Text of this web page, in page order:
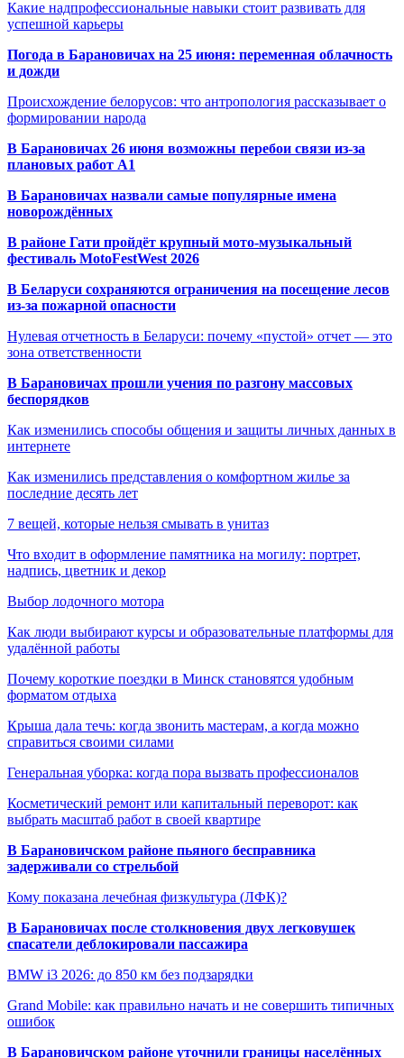
Какие надпрофессиональные навыки стоит развивать для
успешной карьеры
Погода в Барановичах на 25 июня: переменная облачность
и дожди
Происхождение белорусов: что антропология рассказывает о
формировании народа
В Барановичах 26 июня возможны перебои связи из-за
плановых работ A1
В Барановичах назвали самые популярные имена
новорождённых
В районе Гати пройдёт крупный мото-музыкальный
фестиваль MotoFestWest 2026
В Беларуси сохраняются ограничения на посещение лесов
из-за пожарной опасности
Нулевая отчетность в Беларуси: почему «пустой» отчет — это
зона ответственности
В Барановичах прошли учения по разгону массовых
беспорядков
Как изменились способы общения и защиты личных данных в
интернете
Как изменились представления о комфортном жилье за
последние десять лет
7 вещей, которые нельзя смывать в унитаз
Что входит в оформление памятника на могилу: портрет,
надпись, цветник и декор
Выбор лодочного мотора
Как люди выбирают курсы и образовательные платформы для
удалённой работы
Почему короткие поездки в Минск становятся удобным
форматом отдыха
Крыша дала течь: когда звонить мастерам, а когда можно
справиться своими силами
Генеральная уборка: когда пора вызвать профессионалов
Косметический ремонт или капитальный переворот: как
выбрать масштаб работ в своей квартире
В Барановичском районе пьяного бесправника
задерживали со стрельбой
Кому показана лечебная физкультура (ЛФК)?
В Барановичах после столкновения двух легковушек
спасатели деблокировали пассажира
BMW i3 2026: до 850 км без подзарядки
Grand Mobile: как правильно начать и не совершить типичных
ошибок
В Барановичском районе уточнили границы населённых